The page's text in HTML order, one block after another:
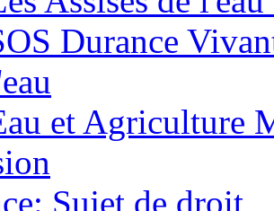
Durance
et Agriculture
Sujet de droit